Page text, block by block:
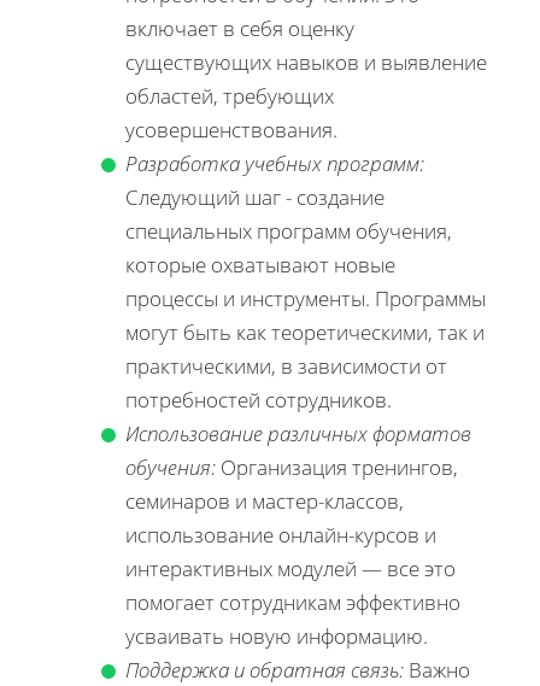
включает в себя оценку
существующих навыков и выявление
областей, требующих
усовершенствования.
Разработка учебных программ:
Следующий шаг - создание
специальных программ обучения,
которые охватывают новые
процессы и инструменты. Программы
могут быть как теоретическими, так и
практическими, в зависимости от
потребностей сотрудников.
Использование различных форматов
обучения: Организация тренингов,
семинаров и мастер-классов,
использование онлайн-курсов и
интерактивных модулей — все это
помогает сотрудникам эффективно
усваивать новую информацию.
Поддержка и обратная связь: Важно